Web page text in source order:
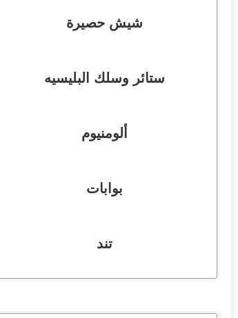
شيش حصيرة
ستائر وسلك البليسيه
ألومنيوم
بوابات
تند